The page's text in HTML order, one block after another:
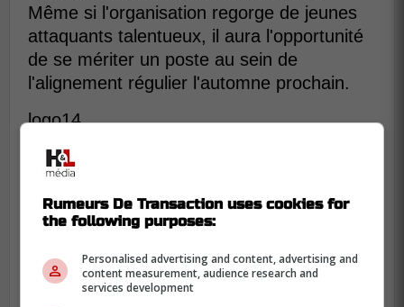
Même si l'organisation regorge de jeunes
attaquants talentueux, il aura l'opportunité
de se mériter un poste au sein de
l'alignement régulier l'automne prochain.
logo14
Rumeurs De Transaction uses cookies for
the following purposes:
Personalised advertising and content, advertising and
content measurement, audience research and
services development